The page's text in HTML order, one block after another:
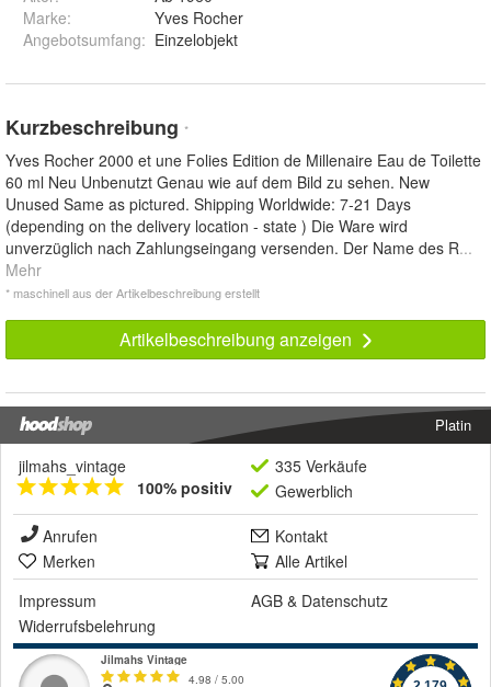
Marke:
Yves Rocher
Angebotsumfang: Einzelobjekt
Kurzbeschreibung *
Yves Rocher 2000 et une Folies Edition de Millenaire Eau de Toilette
60 ml Neu Unbenutzt Genau wie auf dem Bild zu sehen. New
Unused Same as pictured. Shipping Worldwide: 7-21 Days
(depending on the delivery location - state ) Die Ware wird
unverzüglich nach Zahlungseingang versenden. Der Name des R...
Mehr
* maschinell aus der Artikelbeschreibung erstellt
Artikelbeschreibung anzeigen
Platin
jilmahs_vintage
100% positiv
335 Verkäufe
Gewerblich
Anrufen
Kontakt
Merken
Alle Artikel
Impressum
AGB & Datenschutz
Widerrufsbelehrung